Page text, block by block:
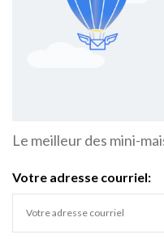
Le meilleur des mini-
Votre adresse courriel: